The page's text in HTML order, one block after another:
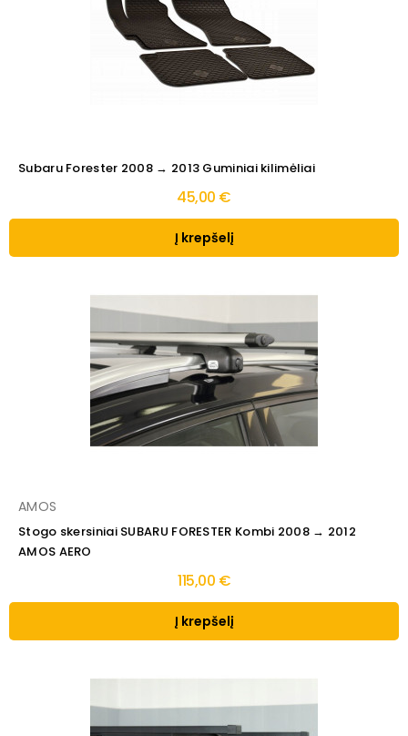
Subaru Forester 2008 → 2013 Guminiai kilimėliai
45,00 €
Į krepšelį
AMOS
Stogo skersiniai SUBARU FORESTER Kombi 2008 → 2012
AMOS AERO
115,00 €
Į krepšelį